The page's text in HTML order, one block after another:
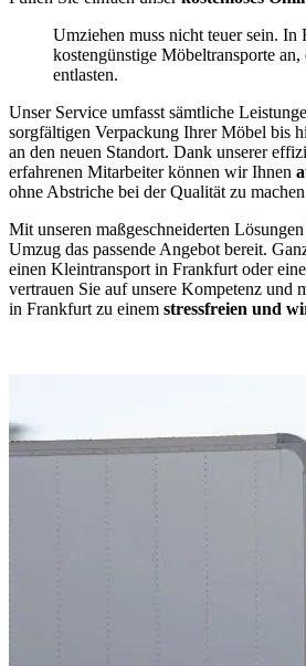
Umziehen muss nicht teuer sein.
kostengünstige Möbeltransporte
entlasten.
Unser Service umfasst sämtliche
sorgfältigen Verpackung Ihrer Möbel bis
an den neuen Standort. Dank unserer
erfahrenen Mitarbeiter können wir Ihnen
ohne Abstriche bei der Qualität zu
Mit unseren maßgeschneiderten
Umzug das passende Angebot bereit.
einen Kleintransport in Frankfurt oder
vertrauen Sie auf unsere Kompetenz und
in Frankfurt zu einem stressfreien und